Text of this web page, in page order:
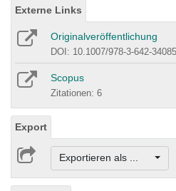
Externe Links
Originalveröffentlichung
DOI: 10.1007/978-3-642-
Scopus
Zitationen: 6
Export
Exportieren als ...